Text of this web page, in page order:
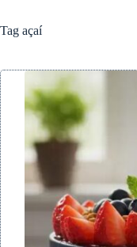
Tag açaí